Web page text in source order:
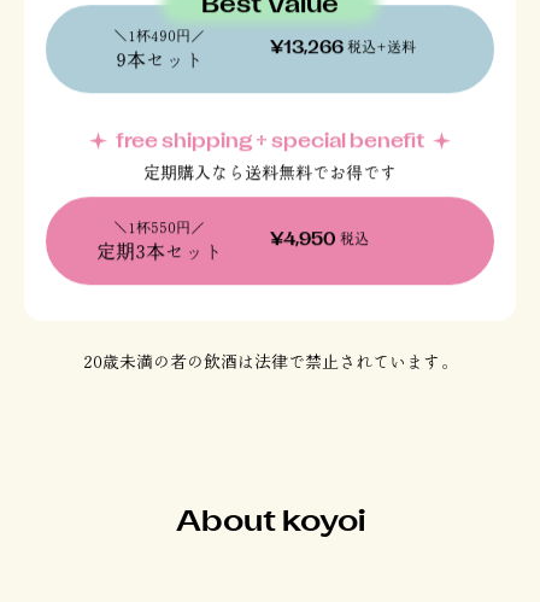
＼1杯490円／
9本セット
定期購入なら送料無料でお得です
定期3本セット
20歳未満の者の飲酒は法律で禁止されています。
About koyoi